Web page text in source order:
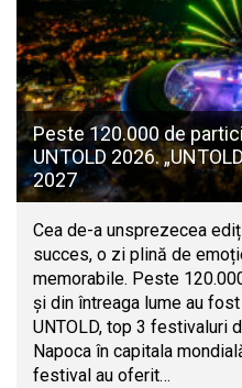
Peste 120.000 de
UNTOLD 2026.
2027
Cea de-a unsprezecea
succes, o zi plină de
memorabile. Peste
și din întreaga lume au
UNTOLD, top 3 festivaluri
Napoca în capitala
festival au oferit…